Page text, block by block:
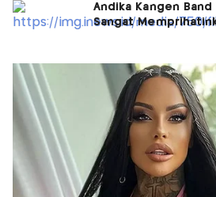
Andika Kangen Band
Sangat